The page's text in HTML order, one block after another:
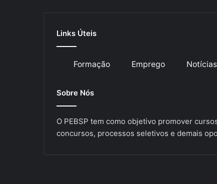
Links Úteis
Formação Emprego Notícias
Sobre Nós
O PEBSP tem como objetivo promover
concursos, processos seletivos e demais